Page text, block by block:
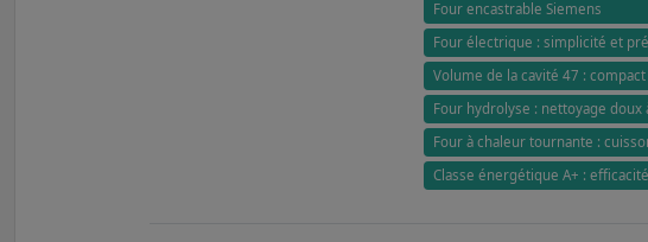
Four encastrable Siemens
Four électrique : simplicité et
Volume de la cavité 47 :
Four hydrolyse : nettoyage doux
Four à chaleur tournante :
Classe énergétique A+ :